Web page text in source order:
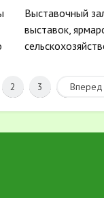
Выставочный
выставок,
2 3 Вперед